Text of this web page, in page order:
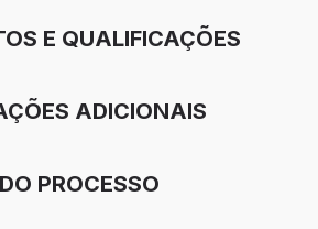
E QUALIFICAÇÕES
ADICIONAIS
PROCESSO